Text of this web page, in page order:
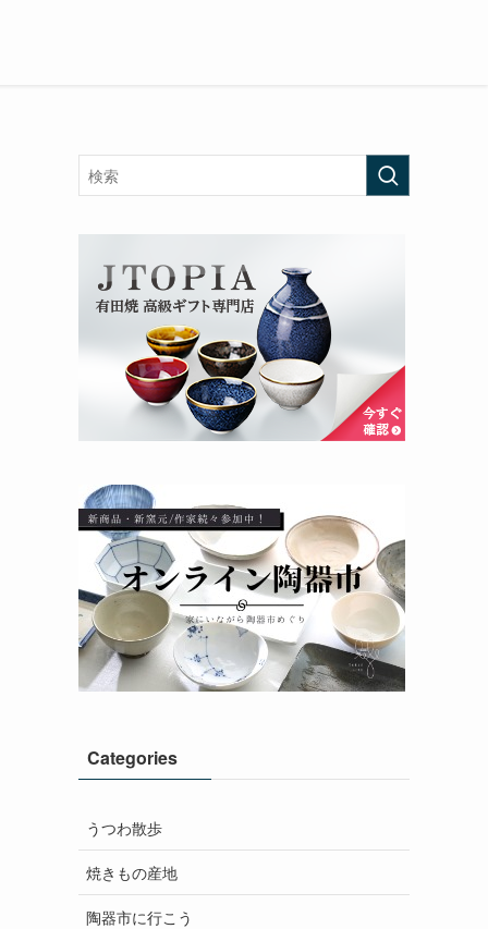
Categories
うつわ散歩
焼きもの産地
陶器市に行こう